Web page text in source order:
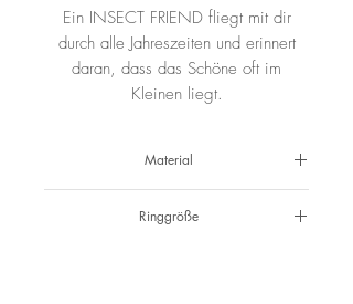
Ein INSECT FRIEND fliegt mit dir
durch alle Jahreszeiten und erinnert
daran, dass das Schöne oft im
Kleinen liegt.
Material
Ringgröße